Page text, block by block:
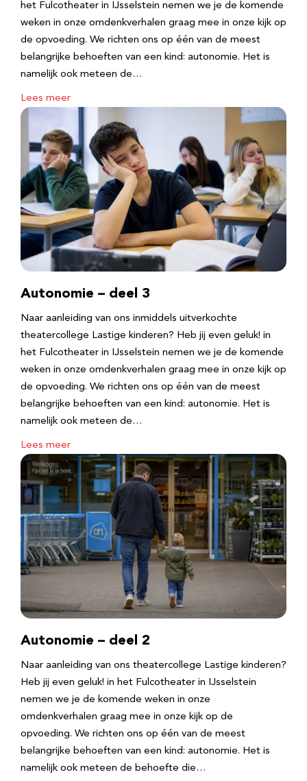
het Fulcotheater in IJsselstein nemen we je de komende
weken in onze omdenkverhalen graag mee in onze kijk op
de opvoeding. We richten ons op één van de meest
belangrijke behoeften van een kind: autonomie. Het is
namelijk ook meteen de…
Lees meer
Autonomie – deel 3
Naar aanleiding van ons inmiddels uitverkochte
theatercollege Lastige kinderen? Heb jij even geluk! in
het Fulcotheater in IJsselstein nemen we je de komende
weken in onze omdenkverhalen graag mee in onze kijk op
de opvoeding. We richten ons op één van de meest
belangrijke behoeften van een kind: autonomie. Het is
namelijk ook meteen de…
Lees meer
Autonomie – deel 2
Naar aanleiding van ons theatercollege Lastige kinderen?
Heb jij even geluk! in het Fulcotheater in IJsselstein
nemen we je de komende weken in onze
omdenkverhalen graag mee in onze kijk op de
opvoeding. We richten ons op één van de meest
belangrijke behoeften van een kind: autonomie. Het is
namelijk ook meteen de behoefte die…